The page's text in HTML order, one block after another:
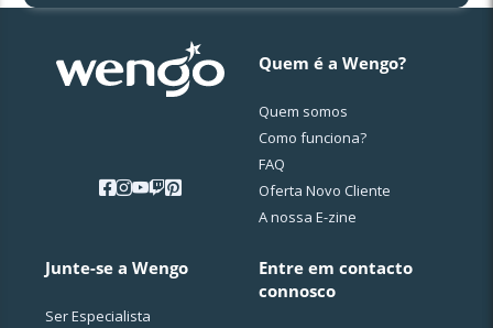
Quem é a Wengo?
Quem somos
Como funciona?
FAQ
Oferta Novo Cliente
A nossa E-zine
Junte-se a Wengo
Ser Especialista
Entre em contacto
connosco